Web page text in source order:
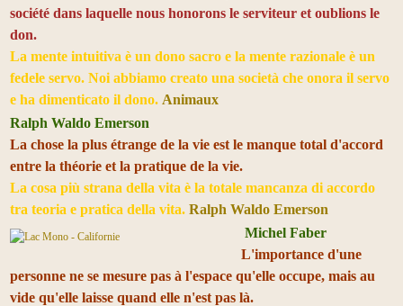
société dans laquelle nous honorons le serviteur et oublions le
don.
La mente intuitiva è un dono sacro e la mente razionale è un
fedele servo. Noi abbiamo creato una società che onora il servo
e ha dimenticato il dono. Animaux
Ralph Waldo Emerson
La chose la plus étrange de la vie est le manque total d'accord
entre la théorie et la pratique de la vie.
La cosa più strana della vita è la totale mancanza di accordo
tra teoria e pratica della vita. Ralph Waldo Emerson
Michel Faber
L'importance d'une
personne ne se mesure pas à l'espace qu'elle occupe, mais au
vide qu'elle laisse quand elle n'est pas là.